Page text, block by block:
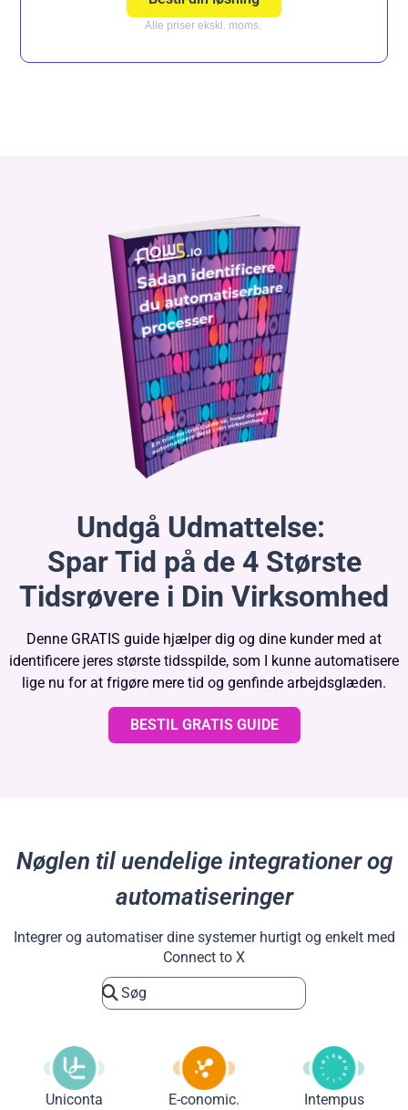
Alle priser ekskl. moms.
Undgå Udmattelse:
Spar Tid på de 4 Største
Tidsrøvere i Din Virksomhed
Denne GRATIS guide hjælper dig og dine kunder med at
identificere jeres største tidsspilde, som I kunne automatisere
lige nu for at frigøre mere tid og genfinde arbejdsglæden.
BESTIL GRATIS GUIDE
Nøglen til uendelige integrationer og
automatiseringer
Integrer og automatiser dine systemer hurtigt og enkelt med
Connect to X
Uniconta E-conomic. Intempus